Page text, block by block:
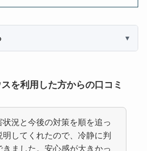
を利用した方からの口コミ
状況と今後の対策を順を追っ
明してくれたので、冷静に判
きました。安心感が大きかっ